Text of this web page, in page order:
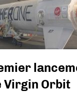
Virgin Orbit